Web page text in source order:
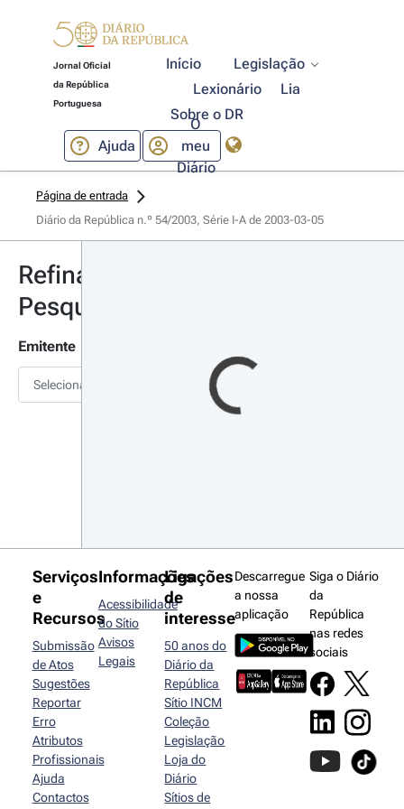
Jornal Oficial
da República
Portuguesa
Início
Legislação
Lexionário
Lia
Sobre o DR
Ajuda
O
meu
Diário
Página de entrada
Diário da República n.º 54/2003, Série I-A de 2003-03-05
Refinar
Pesquisa
Emitente
Selecionar
Serviços
e
Recursos
Submissão
de Atos
Sugestões
Reportar
Erro
Atributos
Profissionais
Ajuda
Contactos
Informações
Acessibilidade
do Sítio
Avisos
Legais
Ligações
de
interesse
50 anos do
Diário da
República
Sítio INCM
Coleção
Legislação
Loja do
Diário
Sítios de
Descarregue
a nossa
aplicação
Siga o Diário
da
República
nas redes
sociais